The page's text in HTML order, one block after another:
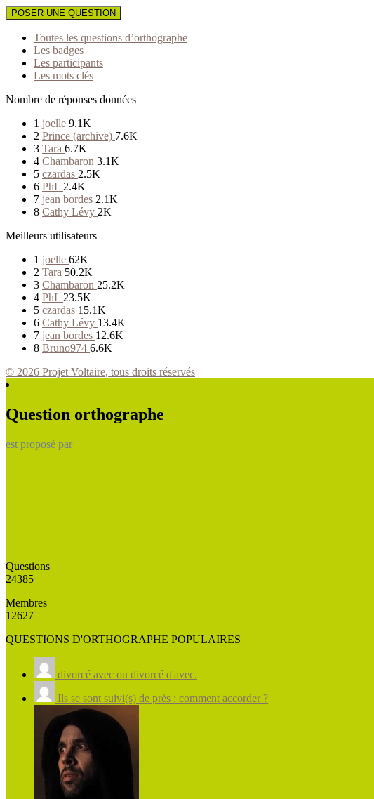
POSER UNE QUESTION
Toutes les questions d’orthographe
Les badges
Les participants
Les mots clés
Nombre de réponses données
1 joelle 9.1K
2 Prince (archive) 7.6K
3 Tara 6.7K
4 Chambaron 3.1K
5 czardas 2.5K
6 PhL 2.4K
7 jean bordes 2.1K
8 Cathy Lévy 2K
Meilleurs utilisateurs
1 joelle 62K
2 Tara 50.2K
3 Chambaron 25.2K
4 PhL 23.5K
5 czardas 15.1K
6 Cathy Lévy 13.4K
7 jean bordes 12.6K
8 Bruno974 6.6K
© 2026 Projet Voltaire, tous droits réservés
Question orthographe
est proposé par
Questions
24385
Membres
12627
QUESTIONS D'ORTHOGRAPHE POPULAIRES
divorcé avec ou divorcé d'avec.
Ils se sont suivi(s) de près : comment accorder ?